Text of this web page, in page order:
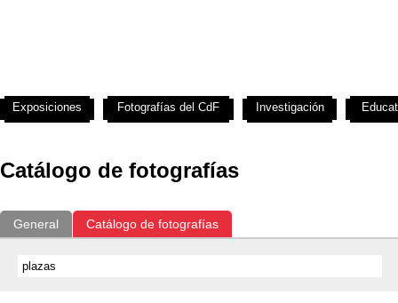
Catálogo de fotografías
General Catálogo de fotografías
Exposiciones Fotografías del CdF Investigación